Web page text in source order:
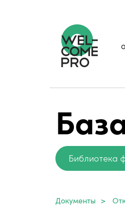
Библиотека
Документы >